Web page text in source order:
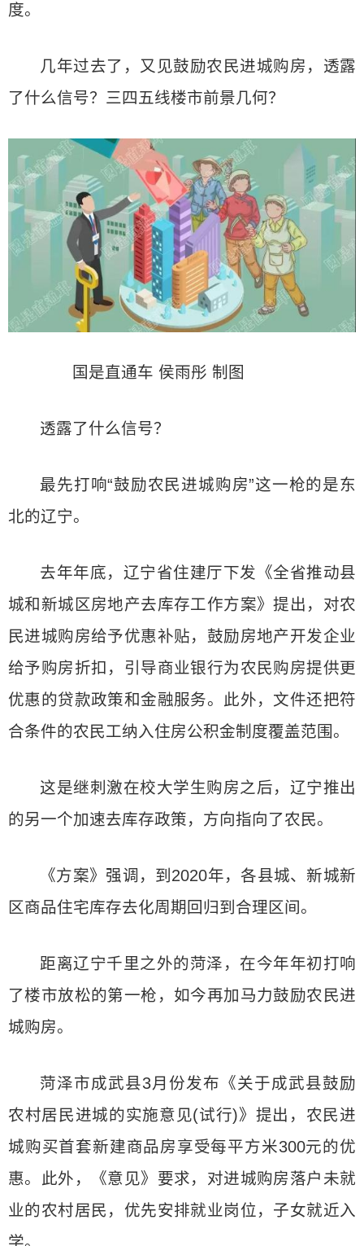
度。
几年过去了，又见鼓励农民进城购房，透露
了什么信号？三四五线楼市前景几何？
国是直通车 侯雨彤 制图
透露了什么信号？
最先打响“鼓励农民进城购房”这一枪的是东
北的辽宁。
去年年底，辽宁省住建厅下发《全省推动县
城和新城区房地产去库存工作方案》提出，对农
民进城购房给予优惠补贴，鼓励房地产开发企业
给予购房折扣，引导商业银行为农民购房提供更
优惠的贷款政策和金融服务。此外，文件还把符
合条件的农民工纳入住房公积金制度覆盖范围。
这是继刺激在校大学生购房之后，辽宁推出
的另一个加速去库存政策，方向指向了农民。
《方案》强调，到2020年，各县城、新城新
区商品住宅库存去化周期回归到合理区间。
距离辽宁千里之外的菏泽，在今年年初打响
了楼市放松的第一枪，如今再加马力鼓励农民进
城购房。
菏泽市成武县3月份发布《关于成武县鼓励
农村居民进城的实施意见(试行)》提出，农民进
城购买首套新建商品房享受每平方米300元的优
惠。此外，《意见》要求，对进城购房落户未就
业的农村居民，优先安排就业岗位，子女就近入
学。